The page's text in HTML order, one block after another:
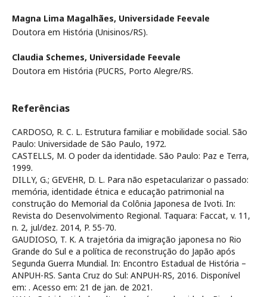
Magna Lima Magalhães, Universidade Feevale
Doutora em História (Unisinos/RS).
Claudia Schemes, Universidade Feevale
Doutora em História (PUCRS, Porto Alegre/RS.
Referências
CARDOSO, R. C. L. Estrutura familiar e mobilidade social. São
Paulo: Universidade de São Paulo, 1972.
CASTELLS, M. O poder da identidade. São Paulo: Paz e Terra,
1999.
DILLY, G.; GEVEHR, D. L. Para não espetacularizar o passado:
memória, identidade étnica e educação patrimonial na
construção do Memorial da Colônia Japonesa de Ivoti. In:
Revista do Desenvolvimento Regional. Taquara: Faccat, v. 11,
n. 2, jul/dez. 2014, P. 55-70.
GAUDIOSO, T. K. A trajetória da imigração japonesa no Rio
Grande do Sul e a política de reconstrução do Japão após
Segunda Guerra Mundial. In: Encontro Estadual de História –
ANPUH-RS. Santa Cruz do Sul: ANPUH-RS, 2016. Disponível
em: . Acesso em: 21 de jan. de 2021.